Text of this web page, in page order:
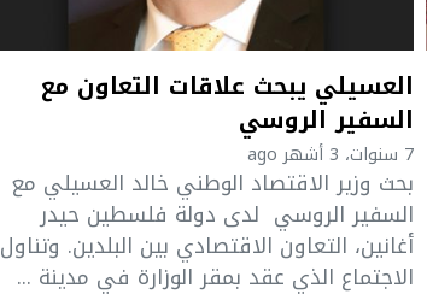
العسيلي يبحث علاقات التعاون مع
السفير الروسي
7 سنوات، 3 أشهر ago
بحث وزير الاقتصاد الوطني خالد العسيلي مع
السفير الروسي لدى دولة فلسطين حيدر
أغانين، التعاون الاقتصادي بين البلدين. وتناول
الاجتماع الذي عقد بمقر الوزارة في مدينة ...